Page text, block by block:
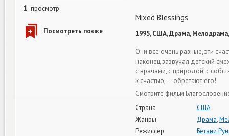
1 просмотр
Mixed Blessings
1995, США, Драма,
Они все очень разные, эти
наконец зазвучал детский
с врачами, с природой, с
к счастью, — обретают его!
Смотрите фильм
Страна
США
Жанры
Драма,
Режиссер
Бетани